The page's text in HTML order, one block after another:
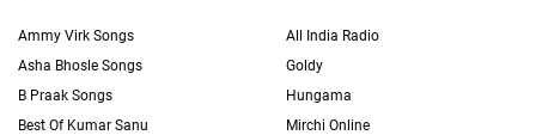
Ammy Virk Songs
Asha Bhosle Songs
B Praak Songs
Best Of Kumar Sanu
All India Radio
Goldy
Hungama
Mirchi Online